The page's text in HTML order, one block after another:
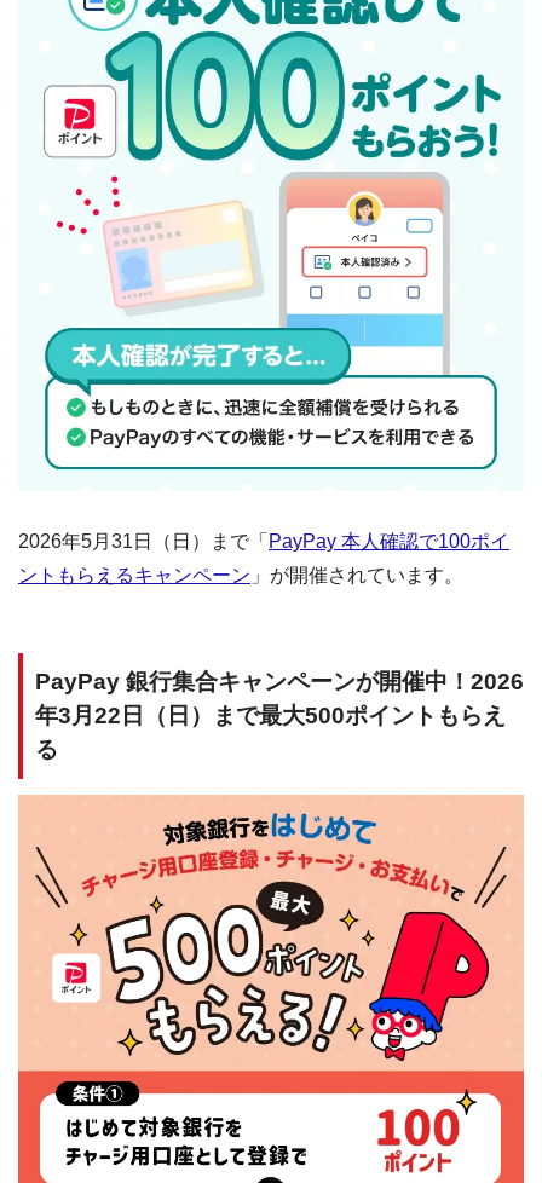
2026年5月31日（日）まで「 PayPay 本人確認で100ポイ
ントもらえるキャンペーン 」が開催されています。
PayPay 銀行集合キャンペーンが開催中！2026
年3月22日（日）まで最大500ポイントもらえ
る